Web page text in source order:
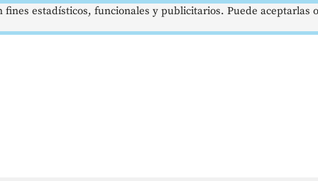
estadísticos, funcionales y publicitarios. Puede aceptarlas